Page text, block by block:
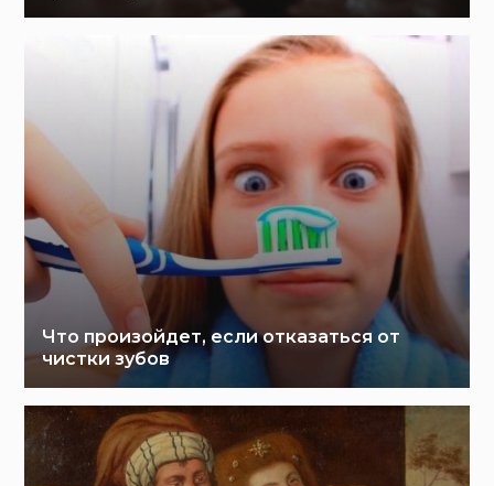
Что произойдет, если отказаться от
чистки зубов